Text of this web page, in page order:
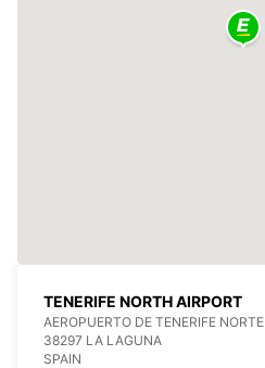
TENERIFE NORTH AIRPORT
AEROPUERTO DE TENERIFE NORTE
38297 LA LAGUNA
SPAIN